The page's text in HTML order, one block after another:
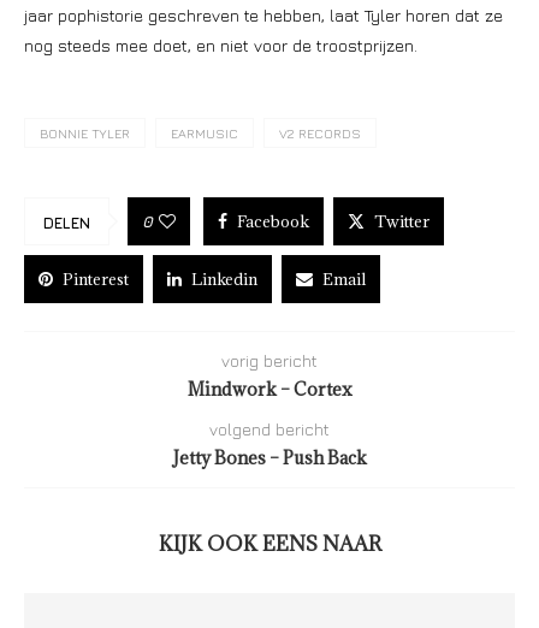
jaar pophistorie geschreven te hebben, laat Tyler horen dat ze
nog steeds mee doet, en niet voor de troostprijzen.
BONNIE TYLER EARMUSIC V2 RECORDS
DELEN 0 Facebook Twitter
Pinterest Linkedin Email
vorig bericht
Mindwork – Cortex
volgend bericht
Jetty Bones – Push Back
KIJK OOK EENS NAAR